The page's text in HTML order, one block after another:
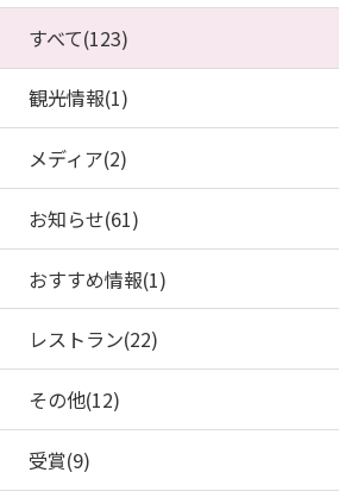
すべて(123)
観光情報(1)
メディア(2)
お知らせ(61)
おすすめ情報(1)
レストラン(22)
その他(12)
受賞(9)